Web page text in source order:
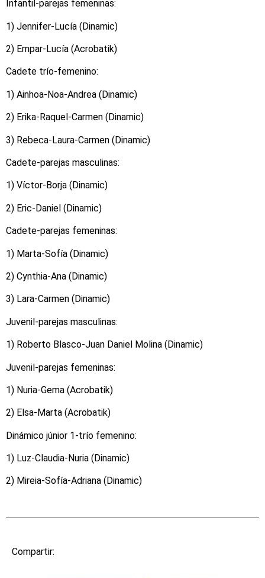
Infantil-parejas femeninas:
1) Jennifer-Lucía (Dinamic)
2) Empar-Lucía (Acrobatik)
Cadete trío-femenino:
1) Ainhoa-Noa-Andrea (Dinamic)
2) Erika-Raquel-Carmen (Dinamic)
3) Rebeca-Laura-Carmen (Dinamic)
Cadete-parejas masculinas:
1) Víctor-Borja (Dinamic)
2) Eric-Daniel (Dinamic)
Cadete-parejas femeninas:
1) Marta-Sofía (Dinamic)
2) Cynthia-Ana (Dinamic)
3) Lara-Carmen (Dinamic)
Juvenil-parejas masculinas:
1) Roberto Blasco-Juan Daniel Molina (Dinamic)
Juvenil-parejas femeninas:
1) Nuria-Gema (Acrobatik)
2) Elsa-Marta (Acrobatik)
Dinámico júnior 1-trío femenino:
1) Luz-Claudia-Nuria (Dinamic)
2) Mireia-Sofía-Adriana (Dinamic)
Compartir: